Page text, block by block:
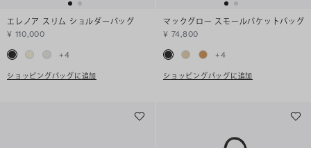
エレノア スリム ショルダーバッグ
¥ 110,000
+4
ショッピングバッグに追加
マックグロー スモールバケットバッグ
¥ 74,800
+4
ショッピングバッグに追加